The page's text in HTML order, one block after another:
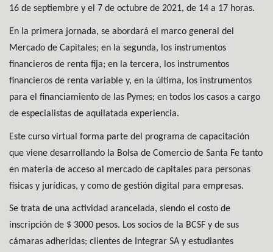
16 de septiembre y el 7 de octubre de 2021, de 14 a 17 horas.
En la primera jornada, se abordará el marco general del
Mercado de Capitales; en la segunda, los instrumentos
financieros de renta fija; en la tercera, los instrumentos
financieros de renta variable y, en la última, los instrumentos
para el financiamiento de las Pymes; en todos los casos a cargo
de especialistas de aquilatada experiencia.
Este curso virtual forma parte del programa de capacitación
que viene desarrollando la Bolsa de Comercio de Santa Fe tanto
en materia de acceso al mercado de capitales para personas
físicas y jurídicas, y como de gestión digital para empresas.
Se trata de una actividad arancelada, siendo el costo de
inscripción de $ 3000 pesos. Los socios de la BCSF y de sus
cámaras adheridas; clientes de Integrar SA y estudiantes